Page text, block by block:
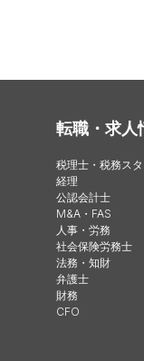
転職・求人
税理士・税務ス
経理
公認会計士
M&A・FAS
人事・労務
社会保険労務士
法務・知財
弁護士
財務
CFO